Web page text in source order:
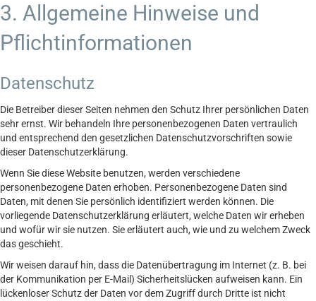
3. Allgemeine Hinweise und
Pflicht­informationen
Datenschutz
Die Betreiber dieser Seiten nehmen den Schutz Ihrer persönlichen Daten
sehr ernst. Wir behandeln Ihre personenbezogenen Daten vertraulich
und entsprechend den gesetzlichen Datenschutzvorschriften sowie
dieser Datenschutzerklärung.
Wenn Sie diese Website benutzen, werden verschiedene
personenbezogene Daten erhoben. Personenbezogene Daten sind
Daten, mit denen Sie persönlich identifiziert werden können. Die
vorliegende Datenschutzerklärung erläutert, welche Daten wir erheben
und wofür wir sie nutzen. Sie erläutert auch, wie und zu welchem Zweck
das geschieht.
Wir weisen darauf hin, dass die Datenübertragung im Internet (z. B. bei
der Kommunikation per E-Mail) Sicherheitslücken aufweisen kann. Ein
lückenloser Schutz der Daten vor dem Zugriff durch Dritte ist nicht